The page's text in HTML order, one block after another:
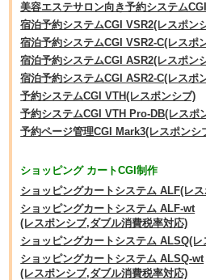
美容エステサロン向き予約システム
宿泊予約システムCGI VSR2(レスポン
宿泊予約システムCGI VSR2-C(レスポ
宿泊予約システムCGI ASR2(レスポン
宿泊予約システムCGI ASR2-C(レスポ
予約システムCGI VTH(レスポンシブ)
予約システムCGI VTH Pro-DB(レスポ
予約ページ管理CGI Mark3(レスポンシ
ショッピング カートCGI制作
ショッピングカートシステム ALF(レ
ショッピングカートシステム ALF-wt
(レスポンシブ,ダブル消費税率対応)
ショッピングカートシステム ALSQ(レ
ショッピングカートシステム ALSQ-wt
(レスポンシブ,ダブル消費税率対応)